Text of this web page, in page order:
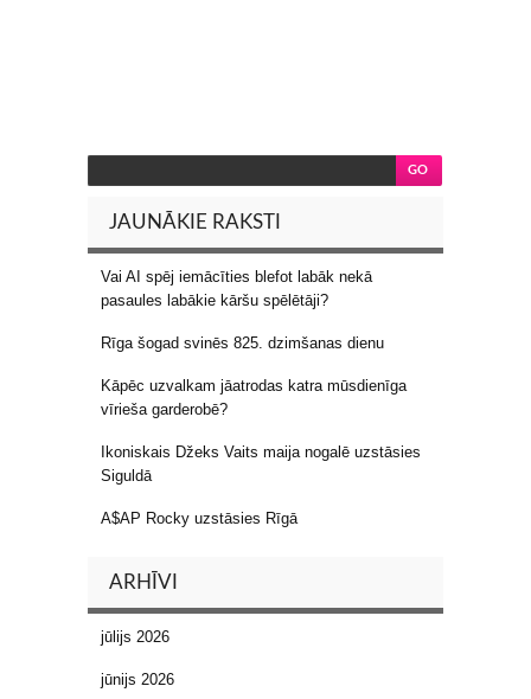
JAUNĀKIE RAKSTI
Vai AI spēj iemācīties blefot labāk nekā
pasaules labākie kāršu spēlētāji?
Rīga šogad svinēs 825. dzimšanas dienu
Kāpēc uzvalkam jāatrodas katra mūsdienīga
vīrieša garderobē?
Ikoniskais Džeks Vaits maija nogalē uzstāsies
Siguldā
A$AP Rocky uzstāsies Rīgā
ARHĪVI
jūlijs 2026
jūnijs 2026